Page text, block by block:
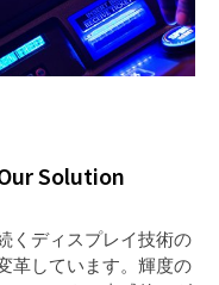
Solution
くディスプレイ技術の
革しています。輝度の